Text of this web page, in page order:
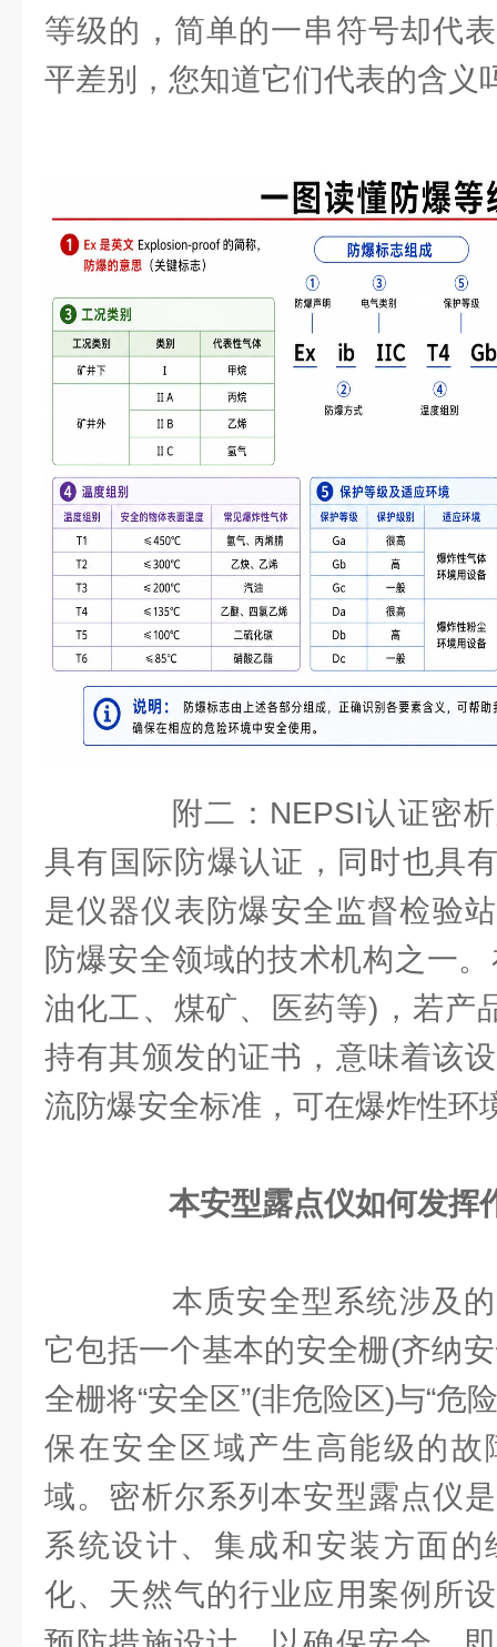
等级的，简单的一串符号却代
平差别，您知道它们代表的含义
附二：NEPSI认证密析
具有国际防爆认证，同时也具
是仪器仪表防爆安全监督检验
防爆安全领域的技术机构之一
油化工、煤矿、医药等)，若产
持有其颁发的证书，意味着该
流防爆安全标准，可在爆炸性环
本安型露点仪如何发挥
本质安全型系统涉及的
它包括一个基本的安全栅(齐纳
全栅将“安全区”(非危险区)与“危
保在安全区域产生高能级的故
域。密析尔系列本安型露点仪
系统设计、集成和安装方面
化、天然气的行业应用案例所